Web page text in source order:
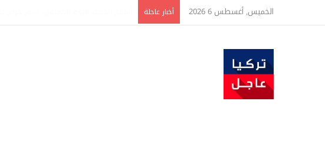
الخميس, أغسطس 6 2026 أخبار عاجلة